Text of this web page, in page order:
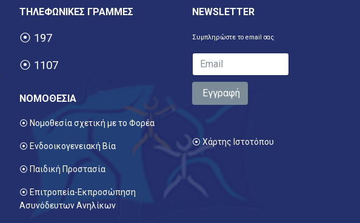
ΤΗΛΕΦΩΝΙΚΕΣ ΓΡΑΜΜΕΣ
⦿ 197
⦿ 1107
ΝΟΜΟΘΕΣΙΑ
⦿ Νομοθεσία σχετική με το Φορέα
⦿ Ενδοοικογενειακή Βία
⦿ Παιδική Προστασία
⦿ Επιτροπεία-Εκπροσώπηση
Ασυνόδευτων Ανηλίκων
NEWSLETTER
Συμπληρώστε το email σας
Εγγραφή
⦿ Χάρτης Ιστοτόπου